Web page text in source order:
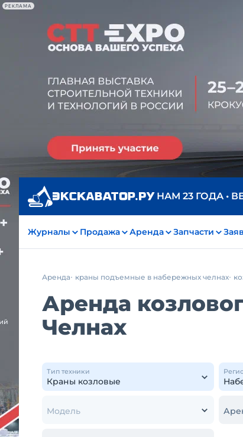
РЕКЛАМА
НАМ 23 ГОДА •
Журналы Продажа Аренда Запчасти
Аренда краны подъемные в набережных челнах
Аренда
Челнах
Тип техники
Модель